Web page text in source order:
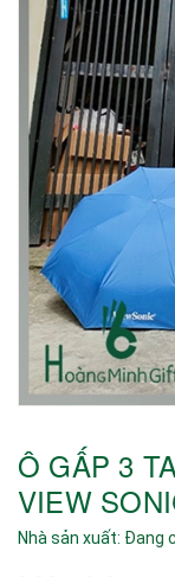
Ô GẤP 3
VIEW
Nhà sản xuất: Đang